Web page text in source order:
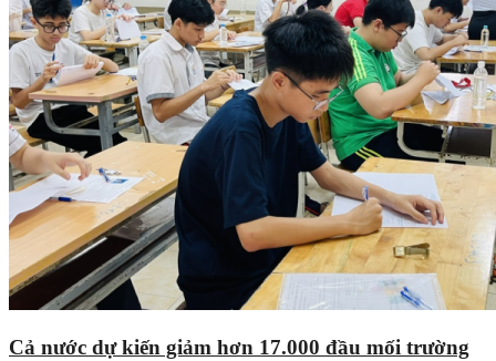
Cả nước dự kiến giảm hơn 17.000 đầu mối trường